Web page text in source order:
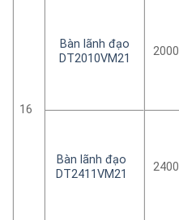
16
Bàn lãnh đạo
DT2010VM21
2000
Bàn lãnh đạo
DT2411VM21
2400